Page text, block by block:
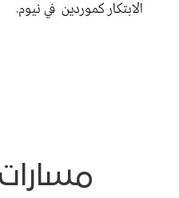
الابتكار كموردين في نيوم.
مسارات